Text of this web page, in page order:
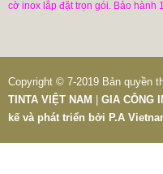
cờ inox lắp đặt trọn gói. Bảo hành
Copyright © 7-2019 Bản quyền
TINTA VIỆT NAM
GIA CÔNG
kế và phát triển bởi P.A